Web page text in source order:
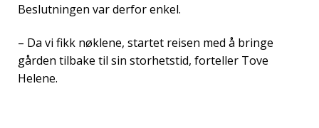
Beslutningen var derfor enkel.
– Da vi fikk nøklene, startet reisen med å bringe
gården tilbake til sin storhetstid, forteller Tove
Helene.